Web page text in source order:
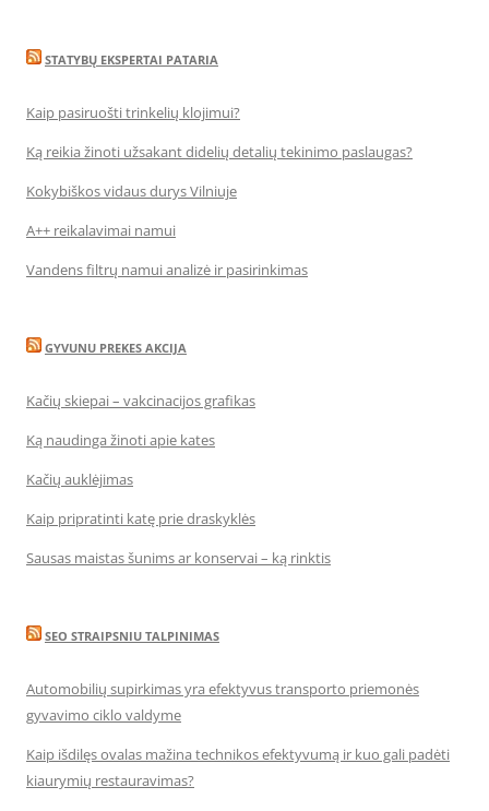
STATYBŲ EKSPERTAI PATARIA
Kaip pasiruošti trinkelių klojimui?
Ką reikia žinoti užsakant didelių detalių tekinimo paslaugas?
Kokybiškos vidaus durys Vilniuje
A++ reikalavimai namui
Vandens filtrų namui analizė ir pasirinkimas
GYVUNU PREKES AKCIJA
Kačių skiepai – vakcinacijos grafikas
Ką naudinga žinoti apie kates
Kačių auklėjimas
Kaip pripratinti katę prie draskyklės
Sausas maistas šunims ar konservai – ką rinktis
SEO STRAIPSNIU TALPINIMAS
Automobilių supirkimas yra efektyvus transporto priemonės
gyvavimo ciklo valdyme
Kaip išdilęs ovalas mažina technikos efektyvumą ir kuo gali padėti
kiaurymių restauravimas?